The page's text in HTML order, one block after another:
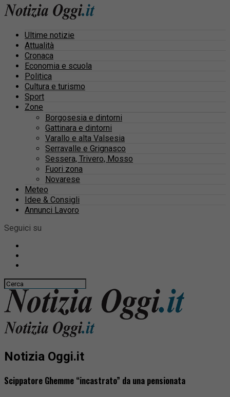
Ultime notizie
Attualità
Cronaca
Economia e scuola
Politica
Cultura e turismo
Sport
Zone
Borgosesia e dintorni
Gattinara e dintorni
Varallo e alta Valsesia
Serravalle e Grignasco
Sessera, Trivero, Mosso
Fuori zona
Novarese
Meteo
Idee & Consigli
Annunci Lavoro
Seguici su
Notizia Oggi.it
Scippatore Ghemme “incastrato” da una pensionata